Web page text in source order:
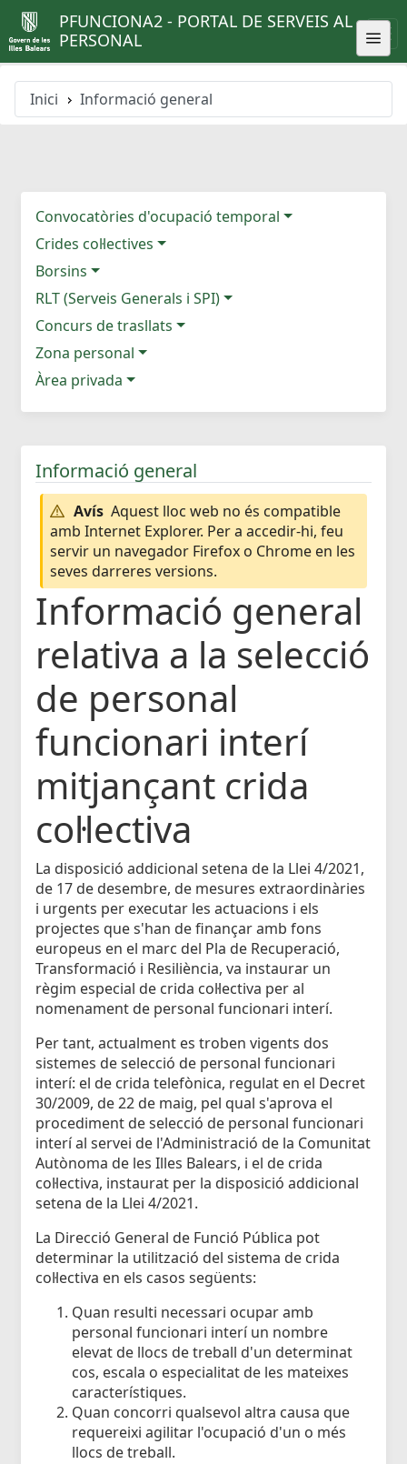
PFUNCIONA2 - PORTAL DE SERVEIS AL
PERSONAL
Inici Informació general
Convocatòries d'ocupació temporal
Crides col·lectives
Borsins
RLT (Serveis Generals i SPI)
Concurs de trasllats
Zona personal
Àrea privada
Informació general
Avís Aquest lloc web no és compatible
amb Internet Explorer. Per a accedir-hi, feu
servir un navegador Firefox o Chrome en les
seves darreres versions.
Informació general
relativa a la selecció
de personal
funcionari interí
mitjançant crida
col·lectiva
La disposició addicional setena de la Llei 4/2021,
de 17 de desembre, de mesures extraordinàries
i urgents per executar les actuacions i els
projectes que s'han de finançar amb fons
europeus en el marc del Pla de Recuperació,
Transformació i Resiliència, va instaurar un
règim especial de crida col·lectiva per al
nomenament de personal funcionari interí.
Per tant, actualment es troben vigents dos
sistemes de selecció de personal funcionari
interí: el de crida telefònica, regulat en el Decret
30/2009, de 22 de maig, pel qual s'aprova el
procediment de selecció de personal funcionari
interí al servei de l'Administració de la Comunitat
Autònoma de les Illes Balears, i el de crida
col·lectiva, instaurat per la disposició addicional
setena de la Llei 4/2021.
La Direcció General de Funció Pública pot
determinar la utilització del sistema de crida
col·lectiva en els casos següents:
Quan resulti necessari ocupar amb
personal funcionari interí un nombre
elevat de llocs de treball d'un determinat
cos, escala o especialitat de les mateixes
característiques.
Quan concorri qualsevol altra causa que
requereixi agilitar l'ocupació d'un o més
llocs de treball.